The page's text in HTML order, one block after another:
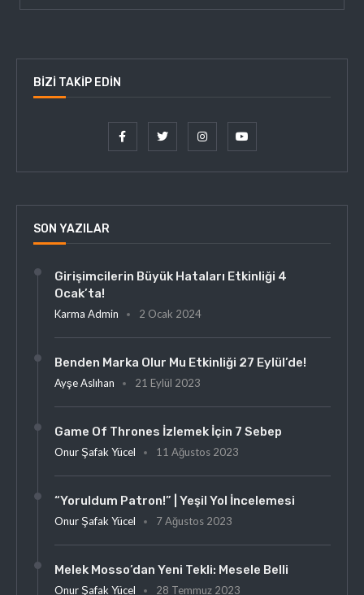
BIZI TAKIP EDIN
SON YAZILAR
Girişimcilerin Büyük Hataları Etkinliği 4
Ocak’ta!
Karma Admin 2 Ocak 2024
Benden Marka Olur Mu Etkinliği 27 Eylül’de!
Ayşe Aslıhan 21 Eylül 2023
Game Of Thrones İzlemek İçin 7 Sebep
Onur Şafak Yücel 11 Ağustos 2023
“Yoruldum Patron!” | Yeşil Yol İncelemesi
Onur Şafak Yücel 7 Ağustos 2023
Melek Mosso’dan Yeni Tekli: Mesele Belli
Onur Şafak Yücel 28 Temmuz 2023